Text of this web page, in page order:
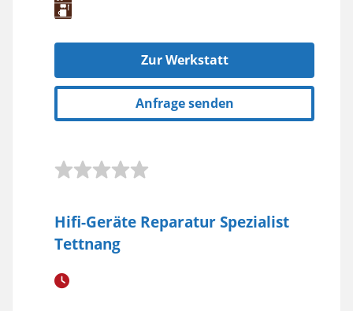
Zur Werkstatt
Anfrage senden
Hifi-Geräte Reparatur Spezialist
Tettnang